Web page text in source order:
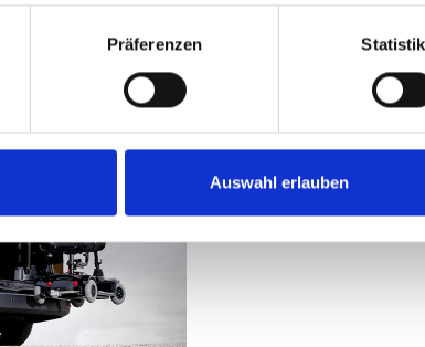
Präferenzen
Auswahl erlauben
Starrer Rollstuhlkran
Schwenkvorrichtung.